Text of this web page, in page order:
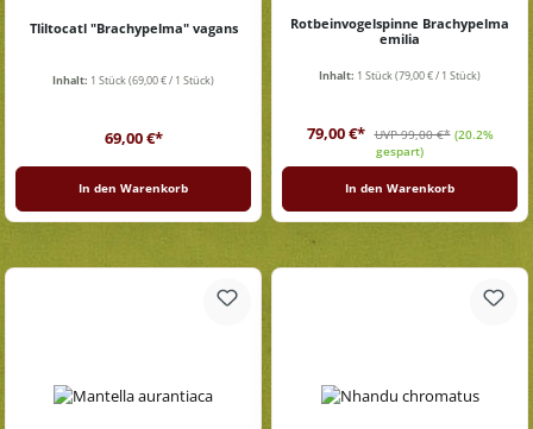
Tliltocatl "Brachypelma" vagans
Inhalt: 1 Stück(69,00 € / 1 Stück)
Regulärer Preis:
69,00 €*
In den Warenkorb
Rotbeinvogelspinne Brachypelma
emilia
Inhalt: 1 Stück(79,00 € / 1 Stück)
Verkaufspreis:
79,00 €* Regulärer Preis:
UVP 99,00 €* (20.2%
gespart)
In den Warenkorb